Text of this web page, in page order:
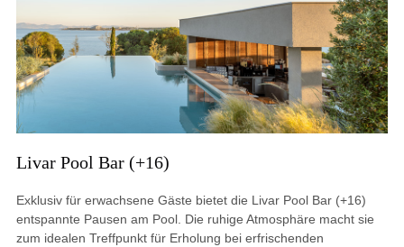
Livar Pool Bar (+16)
Exklusiv für erwachsene Gäste bietet die Livar Pool Bar (+16)
entspannte Pausen am Pool. Die ruhige Atmosphäre macht sie
zum idealen Treffpunkt für Erholung bei erfrischenden